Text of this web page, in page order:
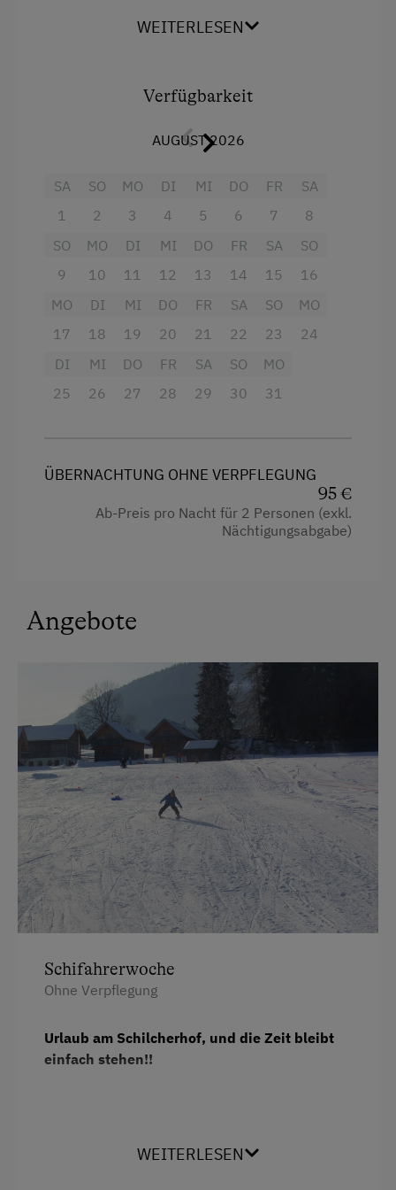
Jogging-Routen
Natur- u. Landschaftsführer
Naturpark
Ponyreiten
Radwege
Seezugang
Skibusnähe
Skilift
Sommerrodelbahn
Tischtennis
Wandern
Wanderreiten
Winterritte
Wintersport
Wellnessangebote
Dampfbad
Infrarotkabine
Kneippanlage
Sauna
Sterneschauen
- einen Ofen und ein Ofenbankerl für Regentage
umringt von Ponys, Wald und Wiesen
Ausstattung
WEITERLESEN
Verfügbarkeit
AUGUST 2026
SA
1
SO
2
MO
3
DI
4
MI
5
DO
6
FR
7
SA
8
SO
9
MO
10
DI
11
MI
12
DO
13
FR
14
SA
15
SO
16
MO
17
DI
18
MI
19
DO
20
FR
21
SA
22
SO
23
MO
24
DI
25
MI
26
DO
27
FR
28
SA
29
SO
30
MO
31
ÜBERNACHTUNG OHNE VERPFLEGUNG
95 €
Ab-Preis pro Nacht für 2 Personen (exkl.
Nächtigungsabgabe)
Angebote
Schifahrerwoche
Ohne Verpflegung
Urlaub am Schilcherhof, und die Zeit bleibt
einfach stehen!!
glitzern, dann heißt´s außi an die frische Luft
WEITERLESEN